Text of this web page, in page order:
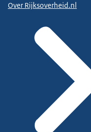
Over Rijksoverheid.nl